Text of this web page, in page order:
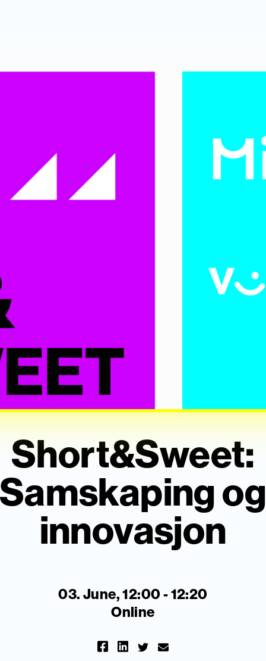
Short&Sweet:
Samskaping
innovasjon
03. June, 12:00 - 12:20
Online